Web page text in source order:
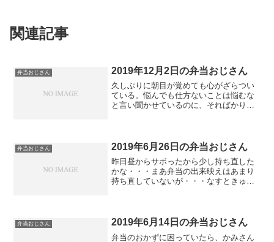
関連記事
弁当おじさん 2019年12月2日の弁当おじさん
久しぶりに朝目が覚めても心がざらつい
ている。悩んでも仕方ないことは悩むな
と言い聞かせているのに、そればかり考
ました。セロリって家庭菜園...
弁当おじさん 2019年6月26日の弁当おじさん
昨日昼からサボったから少し持ち直した
かな・・・まあ弁当の出来映えはあまり
持ち直していないが・・・なすときゅう
弁当おじさん 2019年6月14日の弁当おじさん
弁当のおかずに困っていたら、かみさん